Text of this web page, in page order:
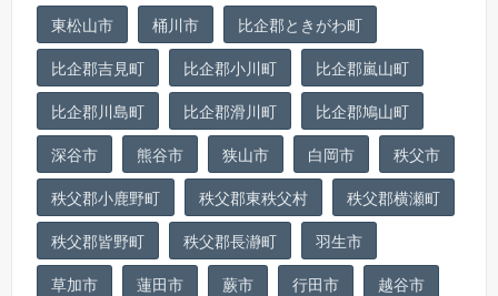
東松山市
桶川市
比企郡ときがわ町
比企郡吉見町
比企郡小川町
比企郡嵐山町
比企郡川島町
比企郡滑川町
比企郡鳩山町
深谷市
熊谷市 狭山市 白岡市
秩父市
秩父郡小鹿野町
秩父郡東秩父村
秩父郡横瀬町
秩父郡皆野町
秩父郡長瀞町
羽生市
草加市
蓮田市 蕨市 行田市
越谷市